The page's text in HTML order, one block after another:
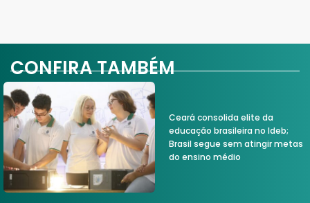
CONFIRA TAMBÉM
Ceará consolida elite da
educação brasileira no Ideb;
Brasil segue sem atingir metas
do ensino médio